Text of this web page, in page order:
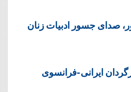
صدای جسور ادبیات زنان
ایرانی-فرانسوی